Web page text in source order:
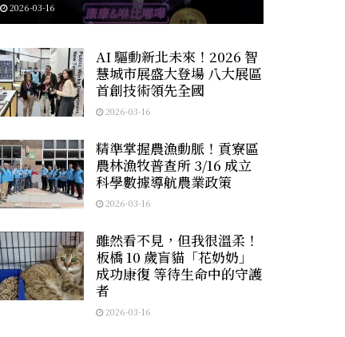
2026-03-16
AI 驅動新北未來！2026 智
慧城市展盛大登場 八大展區
首創技術領先全國
2026-03-16
精準掌握農漁動脈！貢寮區
農林漁牧普查所 3/16 成立
科學數據導航農業政策
2026-03-16
雖然看不見，但我很溫柔！
板橋 10 歲盲貓「花奶奶」
成功康復 等待生命中的守護
者
2026-03-16